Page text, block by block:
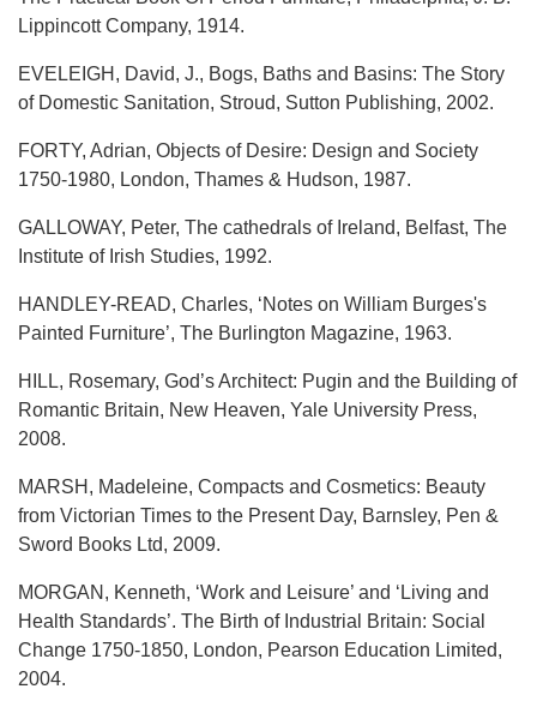
Lippincott Company, 1914.
EVELEIGH, David, J., Bogs, Baths and Basins: The Story
of Domestic Sanitation, Stroud, Sutton Publishing, 2002.
FORTY, Adrian, Objects of Desire: Design and Society
1750-1980, London, Thames & Hudson, 1987.
GALLOWAY, Peter, The cathedrals of Ireland, Belfast, The
Institute of Irish Studies, 1992.
HANDLEY-READ, Charles, ‘Notes on William Burges's
Painted Furniture’, The Burlington Magazine, 1963.
HILL, Rosemary, God’s Architect: Pugin and the Building of
Romantic Britain, New Heaven, Yale University Press,
2008.
MARSH, Madeleine, Compacts and Cosmetics: Beauty
from Victorian Times to the Present Day, Barnsley, Pen &
Sword Books Ltd, 2009.
MORGAN, Kenneth, ‘Work and Leisure’ and ‘Living and
Health Standards’. The Birth of Industrial Britain: Social
Change 1750-1850, London, Pearson Education Limited,
2004.